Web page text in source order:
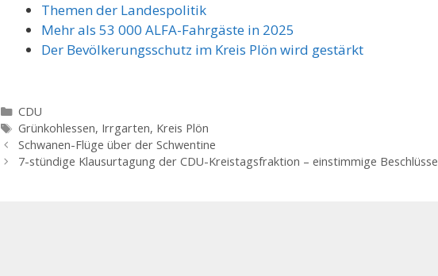
Themen der Landespolitik
Mehr als 53 000 ALFA-Fahrgäste in 2025
Der Bevölkerungsschutz im Kreis Plön wird gestärkt
Kategorien
CDU
Schlagwörter
Grünkohlessen, Irrgarten, Kreis Plön
Schwanen-Flüge über der Schwentine
7-stündige Klausurtagung der CDU-Kreistagsfraktion – einstimmige Beschlüsse